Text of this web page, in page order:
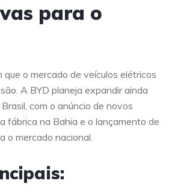
para o
que o mercado de veículos elétricos
A BYD planeja expandir ainda
com o anúncio de novos
fábrica na Bahia e o lançamento de
o mercado nacional.